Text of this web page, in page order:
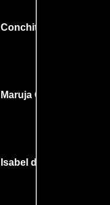
Conchita Gentil Arcos
Maruja Grifell
Isabel del Puerto